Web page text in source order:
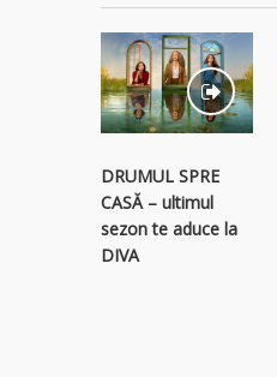
DRUMUL SPRE
CASĂ – ultimul
sezon te aduce la
DIVA